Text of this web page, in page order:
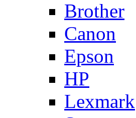
Brother
Canon
Epson
HP
Lexmark